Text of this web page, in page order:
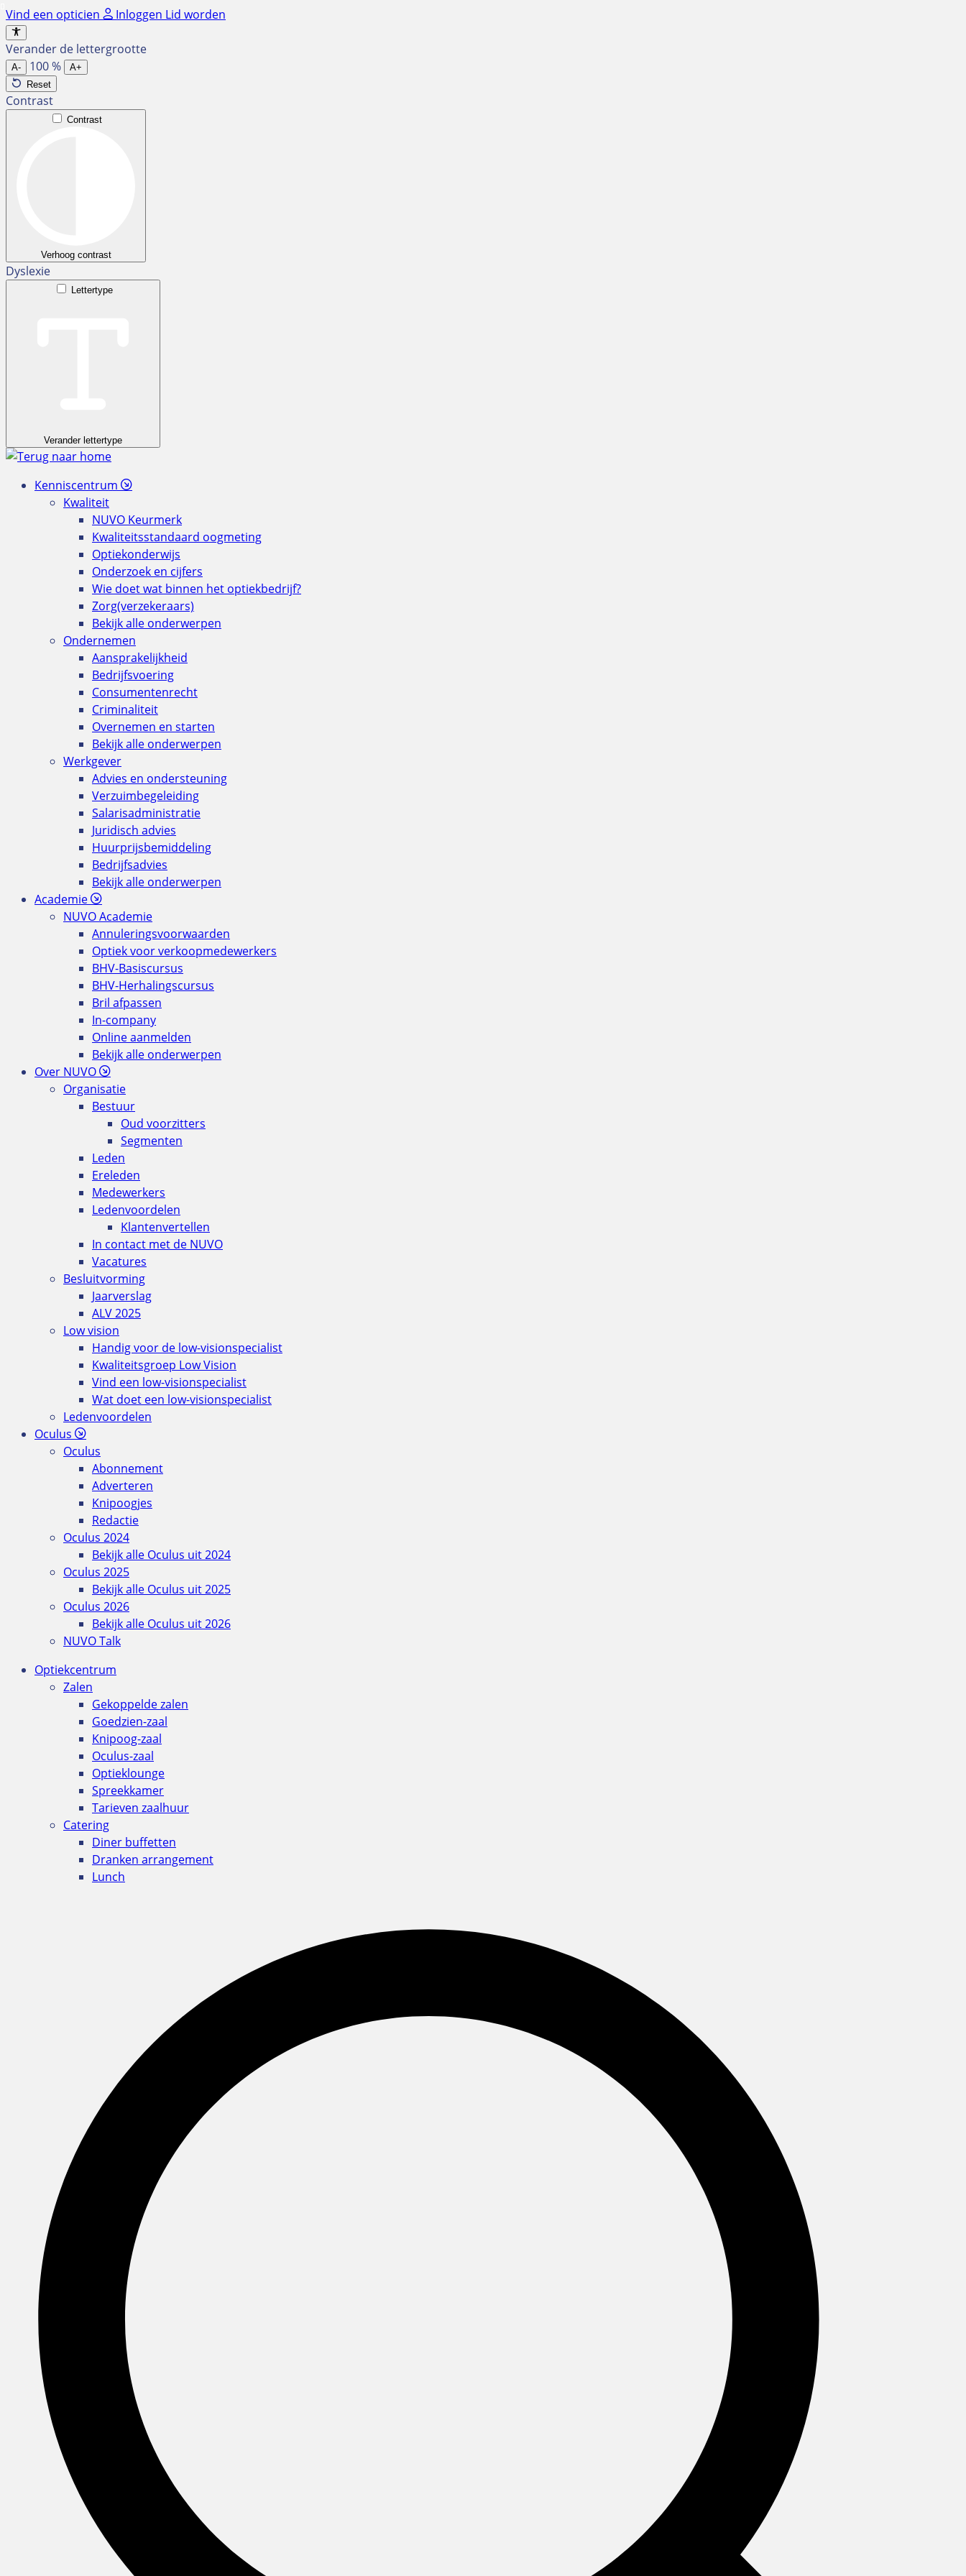
Ga
naar
de
inhoud
Vind een opticien Inloggen Lid worden
Verander de lettergrootte
A- 100%
A+
Reset
Contrast
Contrast
Verhoog contrast
Dyslexie
Lettertype
Verander lettertype
Kenniscentrum
Kwaliteit
NUVO Keurmerk
Kwaliteitsstandaard oogmeting
Optiekonderwijs
Onderzoek en cijfers
Wie doet wat binnen het optiekbedrijf?
Zorg(verzekeraars)
Bekijk alle onderwerpen
Ondernemen
Aansprakelijkheid
Bedrijfsvoering
Consumentenrecht
Criminaliteit
Overnemen en starten
Bekijk alle onderwerpen
Werkgever
Advies en ondersteuning
Verzuimbegeleiding
Salarisadministratie
Juridisch advies
Huurprijsbemiddeling
Bedrijfsadvies
Bekijk alle onderwerpen
Academie
NUVO Academie
Annuleringsvoorwaarden
Optiek voor verkoopmedewerkers
BHV-Basiscursus
BHV-Herhalingscursus
Bril afpassen
In-company
Online aanmelden
Bekijk alle onderwerpen
Over NUVO
Organisatie
Bestuur
Oud voorzitters
Segmenten
Leden
Ereleden
Medewerkers
Ledenvoordelen
Klantenvertellen
In contact met de NUVO
Vacatures
Besluitvorming
Jaarverslag
ALV 2025
Low vision
Handig voor de low-visionspecialist
Kwaliteitsgroep Low Vision
Vind een low-visionspecialist
Wat doet een low-visionspecialist
Ledenvoordelen
Oculus
Oculus
Abonnement
Adverteren
Knipoogjes
Redactie
Oculus 2024
Bekijk alle Oculus uit 2024
Oculus 2025
Bekijk alle Oculus uit 2025
Oculus 2026
Bekijk alle Oculus uit 2026
NUVO Talk
Optiekcentrum
Zalen
Gekoppelde zalen
Goedzien-zaal
Knipoog-zaal
Oculus-zaal
Optieklounge
Spreekkamer
Tarieven zaalhuur
Catering
Diner buffetten
Dranken arrangement
Lunch